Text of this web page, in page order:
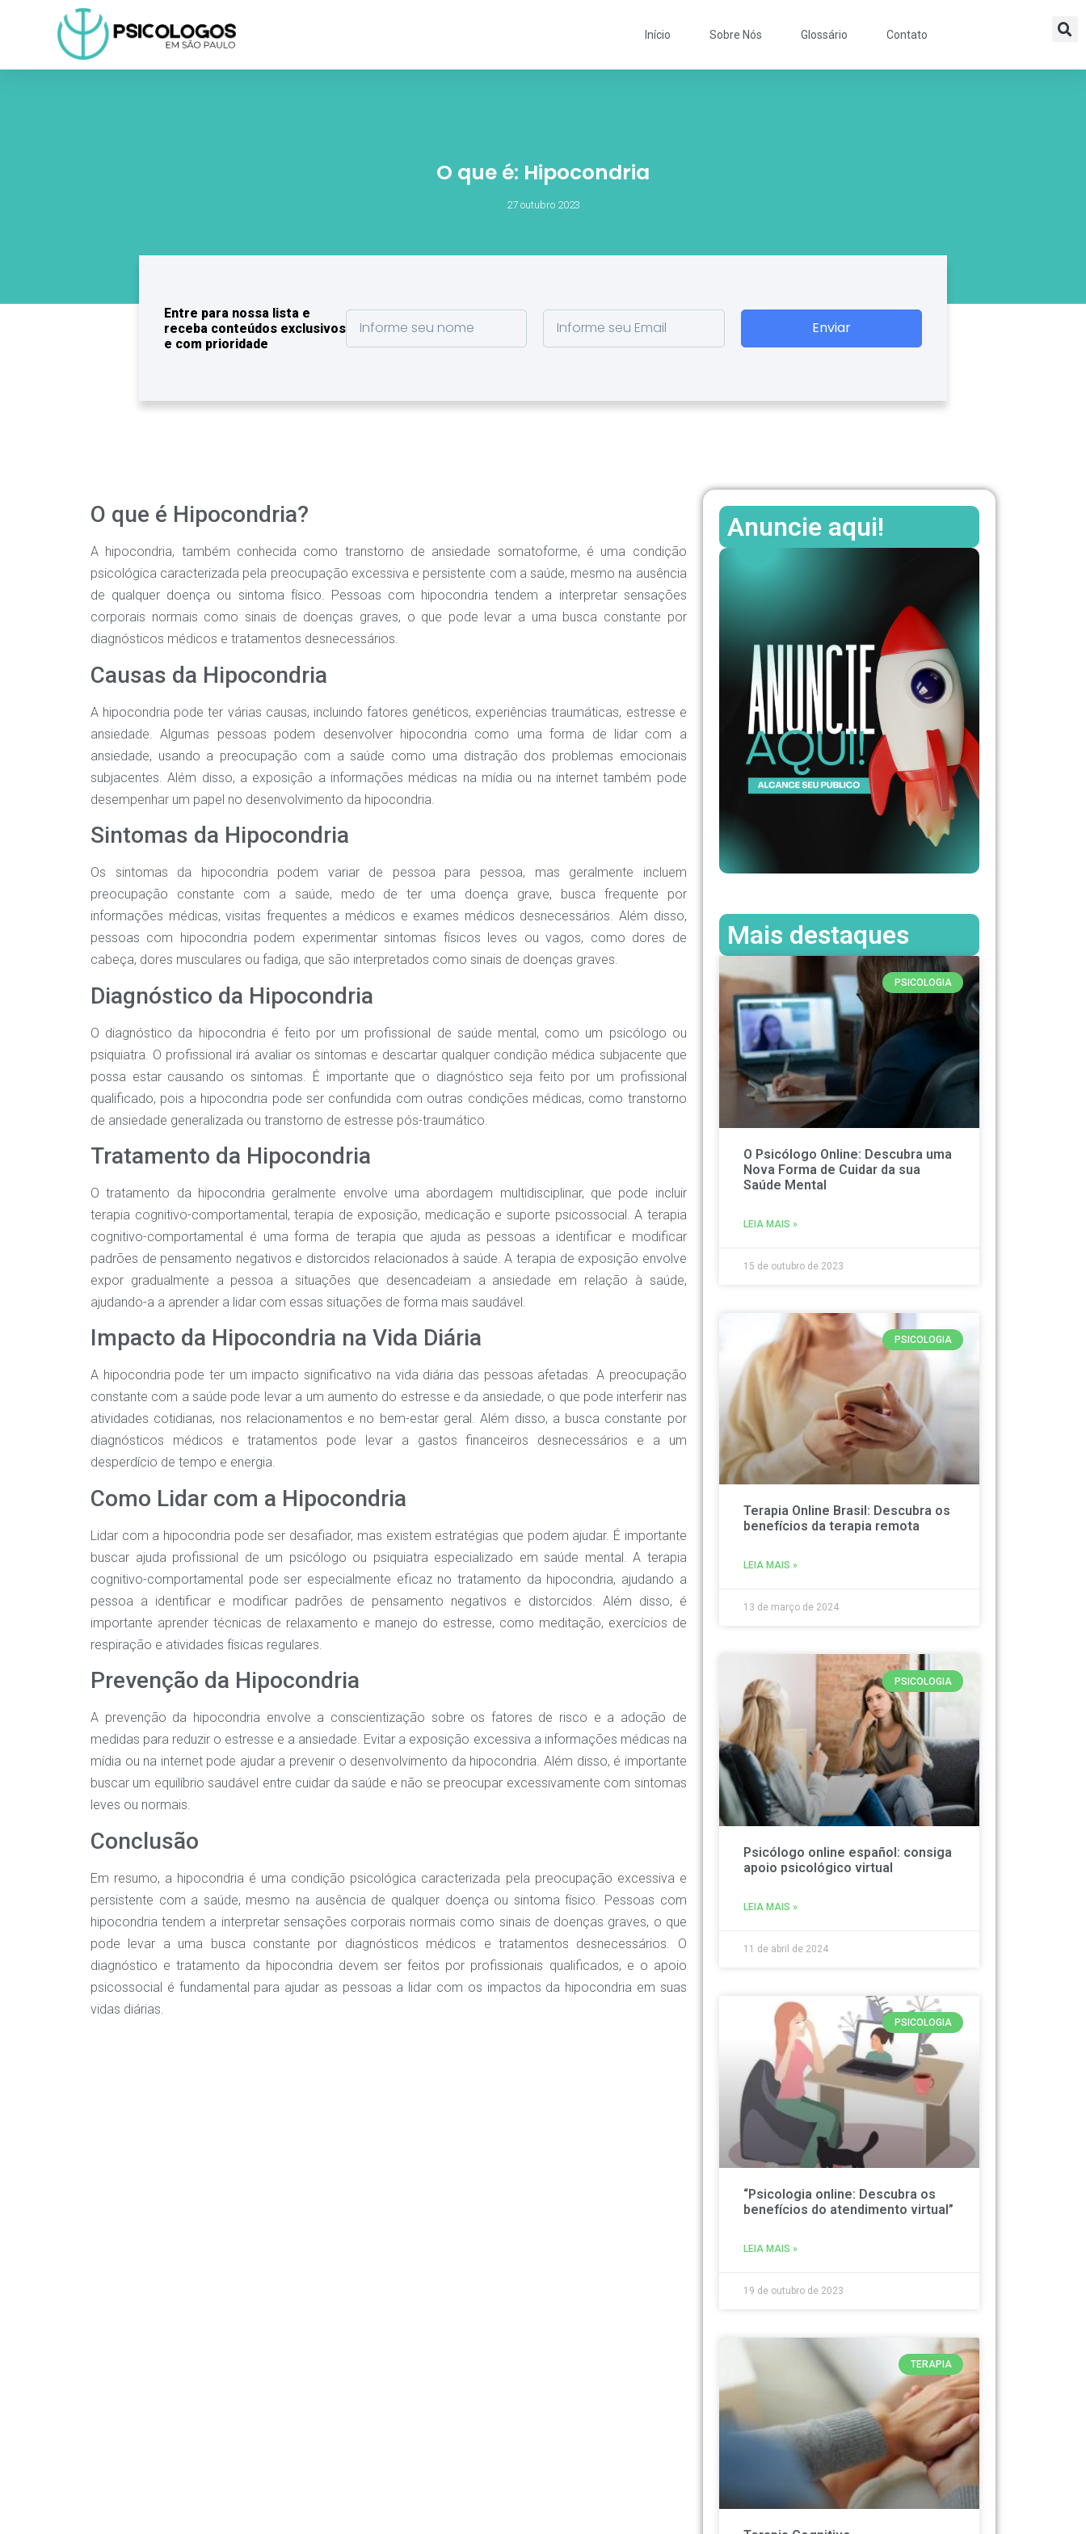
Início Sobre Nós Glossário Contato
O que é: Hipocondria
27 outubro 2023
Enviar
Entre para nossa lista e
receba conteúdos exclusivos
e com prioridade
O que é Hipocondria?
A hipocondria, também conhecida como transtorno de ansiedade somatoforme, é uma condição
psicológica caracterizada pela preocupação excessiva e persistente com a saúde, mesmo na ausência
de qualquer doença ou sintoma físico. Pessoas com hipocondria tendem a interpretar sensações
corporais normais como sinais de doenças graves, o que pode levar a uma busca constante por
diagnósticos médicos e tratamentos desnecessários.
Causas da Hipocondria
A hipocondria pode ter várias causas, incluindo fatores genéticos, experiências traumáticas, estresse e
ansiedade. Algumas pessoas podem desenvolver hipocondria como uma forma de lidar com a
ansiedade, usando a preocupação com a saúde como uma distração dos problemas emocionais
subjacentes. Além disso, a exposição a informações médicas na mídia ou na internet também pode
desempenhar um papel no desenvolvimento da hipocondria.
Sintomas da Hipocondria
Os sintomas da hipocondria podem variar de pessoa para pessoa, mas geralmente incluem
preocupação constante com a saúde, medo de ter uma doença grave, busca frequente por
informações médicas, visitas frequentes a médicos e exames médicos desnecessários. Além disso,
pessoas com hipocondria podem experimentar sintomas físicos leves ou vagos, como dores de
cabeça, dores musculares ou fadiga, que são interpretados como sinais de doenças graves.
Diagnóstico da Hipocondria
O diagnóstico da hipocondria é feito por um profissional de saúde mental, como um psicólogo ou
psiquiatra. O profissional irá avaliar os sintomas e descartar qualquer condição médica subjacente que
possa estar causando os sintomas. É importante que o diagnóstico seja feito por um profissional
qualificado, pois a hipocondria pode ser confundida com outras condições médicas, como transtorno
de ansiedade generalizada ou transtorno de estresse pós-traumático.
Tratamento da Hipocondria
O tratamento da hipocondria geralmente envolve uma abordagem multidisciplinar, que pode incluir
terapia cognitivo-comportamental, terapia de exposição, medicação e suporte psicossocial. A terapia
cognitivo-comportamental é uma forma de terapia que ajuda as pessoas a identificar e modificar
padrões de pensamento negativos e distorcidos relacionados à saúde. A terapia de exposição envolve
expor gradualmente a pessoa a situações que desencadeiam a ansiedade em relação à saúde,
ajudando-a a aprender a lidar com essas situações de forma mais saudável.
Impacto da Hipocondria na Vida Diária
A hipocondria pode ter um impacto significativo na vida diária das pessoas afetadas. A preocupação
constante com a saúde pode levar a um aumento do estresse e da ansiedade, o que pode interferir nas
atividades cotidianas, nos relacionamentos e no bem-estar geral. Além disso, a busca constante por
diagnósticos médicos e tratamentos pode levar a gastos financeiros desnecessários e a um
desperdício de tempo e energia.
Como Lidar com a Hipocondria
Lidar com a hipocondria pode ser desafiador, mas existem estratégias que podem ajudar. É importante
buscar ajuda profissional de um psicólogo ou psiquiatra especializado em saúde mental. A terapia
cognitivo-comportamental pode ser especialmente eficaz no tratamento da hipocondria, ajudando a
pessoa a identificar e modificar padrões de pensamento negativos e distorcidos. Além disso, é
importante aprender técnicas de relaxamento e manejo do estresse, como meditação, exercícios de
respiração e atividades físicas regulares.
Prevenção da Hipocondria
A prevenção da hipocondria envolve a conscientização sobre os fatores de risco e a adoção de
medidas para reduzir o estresse e a ansiedade. Evitar a exposição excessiva a informações médicas na
mídia ou na internet pode ajudar a prevenir o desenvolvimento da hipocondria. Além disso, é importante
buscar um equilíbrio saudável entre cuidar da saúde e não se preocupar excessivamente com sintomas
leves ou normais.
Conclusão
Em resumo, a hipocondria é uma condição psicológica caracterizada pela preocupação excessiva e
persistente com a saúde, mesmo na ausência de qualquer doença ou sintoma físico. Pessoas com
hipocondria tendem a interpretar sensações corporais normais como sinais de doenças graves, o que
pode levar a uma busca constante por diagnósticos médicos e tratamentos desnecessários. O
diagnóstico e tratamento da hipocondria devem ser feitos por profissionais qualificados, e o apoio
psicossocial é fundamental para ajudar as pessoas a lidar com os impactos da hipocondria em suas
vidas diárias.
Anuncie aqui!
Mais destaques
PSICOLOGIA
O Psicólogo Online: Descubra uma
Nova Forma de Cuidar da sua
Saúde Mental
LEIA MAIS »
15 de outubro de 2023
PSICOLOGIA
Terapia Online Brasil: Descubra os
benefícios da terapia remota
LEIA MAIS »
13 de março de 2024
PSICOLOGIA
Psicólogo online español: consiga
apoio psicológico virtual
LEIA MAIS »
11 de abril de 2024
PSICOLOGIA
“Psicologia online: Descubra os
benefícios do atendimento virtual”
LEIA MAIS »
19 de outubro de 2023
TERAPIA